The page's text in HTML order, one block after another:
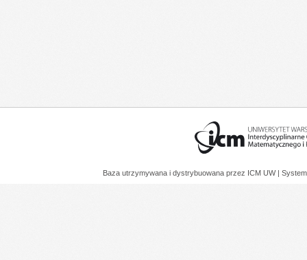
Baza utrzymywana i dystrybuowana przez ICM UW |